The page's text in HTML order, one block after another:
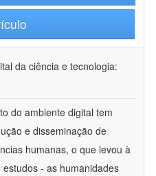
da ciência e tecnologia:
do ambiente digital tem
e disseminação de
humanas, o que levou à
- as humanidades